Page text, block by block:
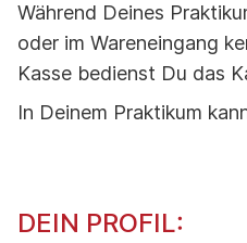
Während Deines
oder im Wareneingang
Kasse bedienst Du das
In Deinem Praktikum
DEIN PROFIL: